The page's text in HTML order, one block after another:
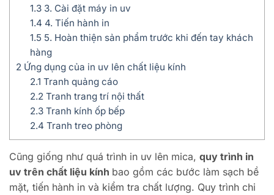
1.33. Cài đặt máy in uv
1.4 4. Tiến hành in
1.5 5. Hoàn thiện sản phẩm trước khi đến tay khách
hàng
2 Ứng dụng của in uv lên chất liệu kính
2.1 Tranh quảng cáo
2.2Tranh trang trí nội thất
2.3Tranh kính ốp bếp
2.4 Tranh treo phòng
Cũng giống như quá trình in uv lên mica, quy trình in
uv trên chất liệu kính bao gồm các bước làm sạch bề
mặt, tiến hành in và kiểm tra chất lượng. Quy trình chi